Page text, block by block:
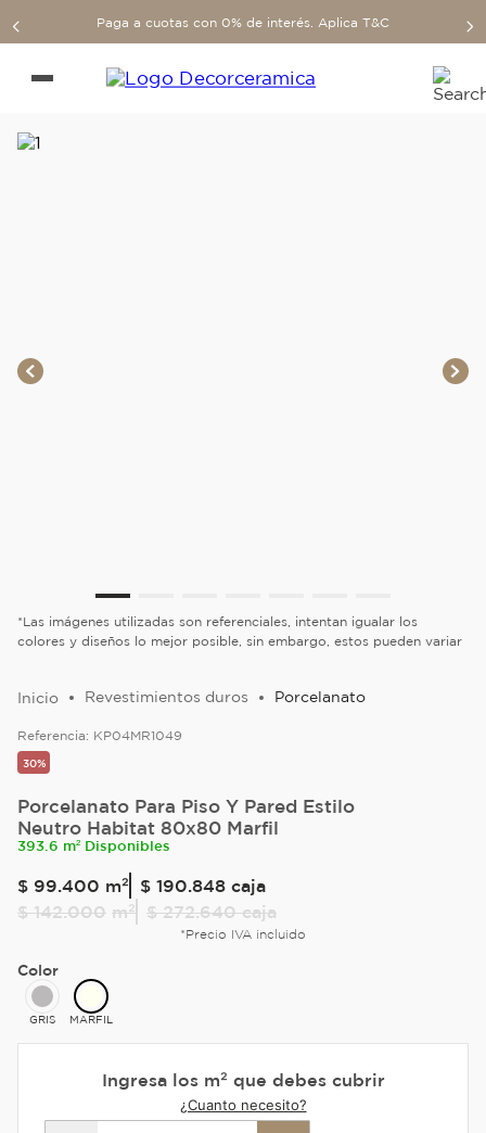
Paga a cuotas con 0% de interés. Aplica T&C
*Las imágenes utilizadas son referenciales, intentan igualar los
colores y diseños lo mejor posible, sin embargo, estos pueden variar
Revestimientos duros Porcelanato
Referencia: KP04MR1049
30%
Porcelanato Para Piso Y Pared Estilo
Neutro Habitat 80x80 Marfil
393.6 m² Disponibles
$ 99.400 m² $ 190.848 caja
$ 142.000 m² $ 272.640caja
*Precio IVA incluido
Color
GRIS MARFIL
Ingresa los m² que debes cubrir
¿Cuanto necesito?